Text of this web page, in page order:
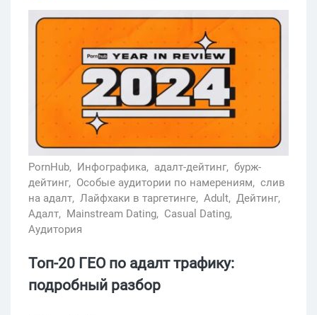
PornHub, Инфографика, адалт-дейтинг, бурж-
дейтинг, Особые аудитории по намерениям, слив
на адалт, Лайфхаки в таргетинге, Adult, Дейтинг,
Адалт, Mainstream Dating, Casual Dating,
Аудитория
Топ-20 ГЕО по адалт трафику:
подробный разбор